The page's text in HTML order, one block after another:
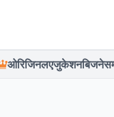
ओरिजिनलएजुकेशनबिजनेस